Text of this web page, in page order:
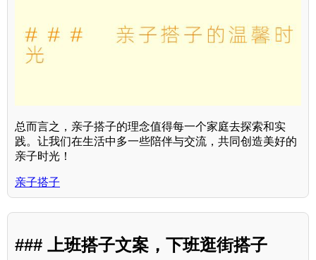
总而言之，亲子搭子的理念值得每一个家庭去探索和实
践。让我们在生活中多一些陪伴与交流，共同创造美好的
亲子时光！
亲子搭子
### 上班搭子文案，下班逛街搭子